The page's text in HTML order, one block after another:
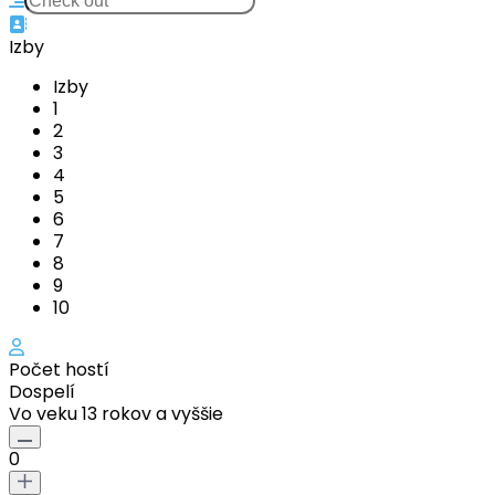
Izby
Izby
1
2
3
4
5
6
7
8
9
10
Počet hostí
Dospelí
Vo veku 13 rokov a vyššie
0